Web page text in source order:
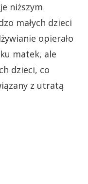
niższym
małych dzieci
opierało
matek, ale
dzieci, co
z utratą